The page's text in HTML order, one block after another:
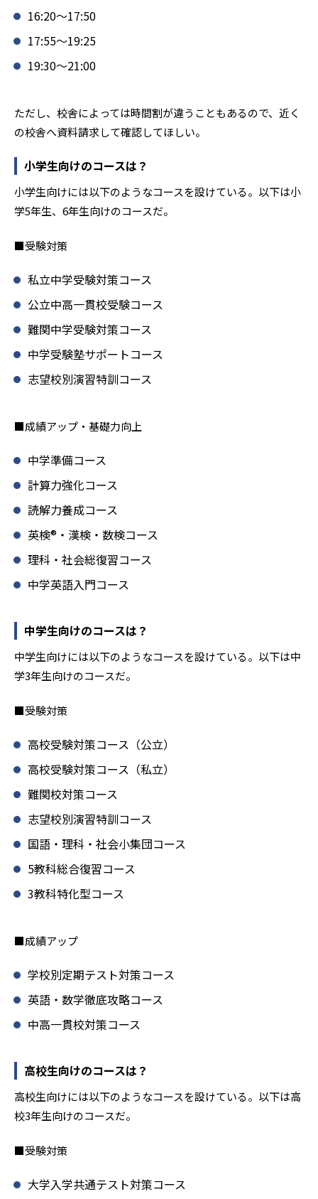
16:20〜17:50
17:55〜19:25
19:30〜21:00
ただし、校舎によっては時間割が違うこともあるので、近く
の校舎へ資料請求して確認してほしい。
小学生向けのコースは？
小学生向けには以下のようなコースを設けている。以下は小
学5年生、6年生向けのコースだ。
■受験対策
私立中学受験対策コース
公立中高一貫校受験コース
難関中学受験対策コース
中学受験塾サポートコース
志望校別演習特訓コース
■成績アップ・基礎力向上
中学準備コース
計算力強化コース
読解力養成コース
英検®・漢検・数検コース
理科・社会総復習コース
中学英語入門コース
中学生向けのコースは？
中学生向けには以下のようなコースを設けている。以下は中
学3年生向けのコースだ。
■受験対策
高校受験対策コース（公立）
高校受験対策コース（私立）
難関校対策コース
志望校別演習特訓コース
国語・理科・社会小集団コース
5教科総合復習コース
3教科特化型コース
■成績アップ
学校別定期テスト対策コース
英語・数学徹底攻略コース
中高一貫校対策コース
高校生向けのコースは？
高校生向けには以下のようなコースを設けている。以下は高
校3年生向けのコースだ。
■受験対策
大学入学共通テスト対策コース